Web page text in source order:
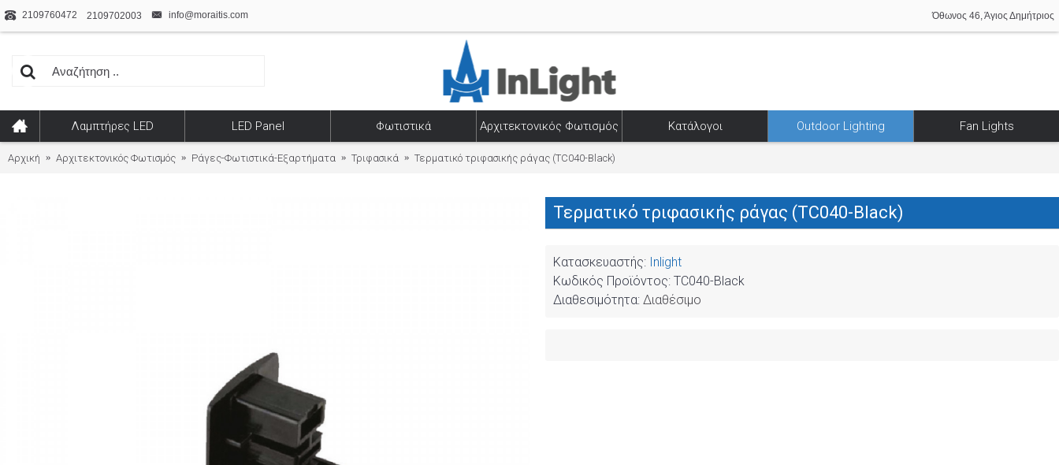
2109760472 2109702003 info@moraitis.com Όθωνος 46, Άγιος Δημήτριος
Λαμπτήρες LED LED Panel Φωτιστικά Αρχιτεκτονικός Φωτισμός Κατάλογοι Outdoor Lighting Fan Lights
Αρχική Αρχιτεκτονικός Φωτισμός Ράγες-Φωτιστικά-Εξαρτήματα Τριφασικά Τερματικό τριφασικής ράγας (TC040-Black)
Τερματικό τριφασικής ράγας (TC040-Black)
Κατασκευαστής: Inlight
Κωδικός Προϊόντος: TC040-Black
Διαθεσιμότητα: Διαθέσιμο